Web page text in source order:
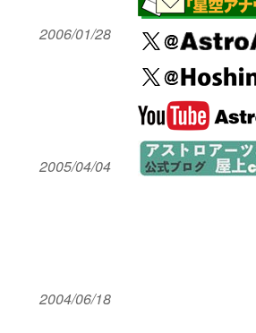
2006/01/28
2005/04/04
2004/06/18